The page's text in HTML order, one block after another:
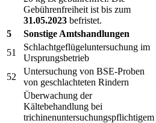
Gebührenfreiheit ist bis zum
31.05.2023 befristet.
5
Sonstige Amtshandlungen
51
Schlachtgeflügeluntersuchung im
Ursprungsbetrieb
52
Untersuchung von BSE-Proben
von geschlachteten Rindern
Überwachung der
Kältebehandlung bei
trichinenuntersuchungspflichtigem